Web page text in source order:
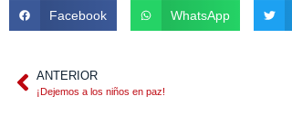
Facebook WhatsApp
ANTERIOR
¡Dejemos a los niños en paz!